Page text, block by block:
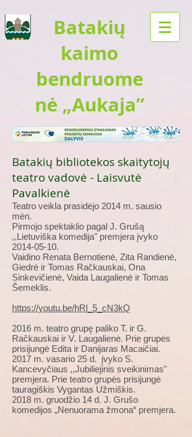
Batakių
kaimo
bendruome
nė „Aukaja”
Batakių bibliotekos skaitytojų
teatro vadovė - Laisvutė
Pavalkienė
Teatro veikla prasidėjo 2014 m. sausio
mėn.
Pirmojo spektaklio pagal J. Grušą
,,Lietuviška komedija" premjera įvyko
2014-05-10.
Vaidino Renata Bernotienė, Zita Randienė,
Giedrė ir Tomas Račkauskai, Ona
Sinkevičienė, Vaida Laugalienė ir Tomas
Šemeklis.
https://youtu.be/hRl_5_cN3kQ
2016 m. teatro grupę paliko T. ir G.
Račkauskai ir V. Laugalienė. Prie grupės
prisijungė Edita ir Danijaras Macaičiai.
2017 m. vasario 25 d. įvyko S.
Kancevyčiaus ,,Jubiliejinis sveikinimas"
premjera. Prie teatro grupės prisijungė
tauragiškis Vygantas Užmiškis.
2018 m. gruodžio 14 d. J. Grušo
komedijos „Nenuorama žmona“ premjera.